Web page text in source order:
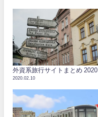
外資系旅行サイトまとめ 2020
2020.02.10